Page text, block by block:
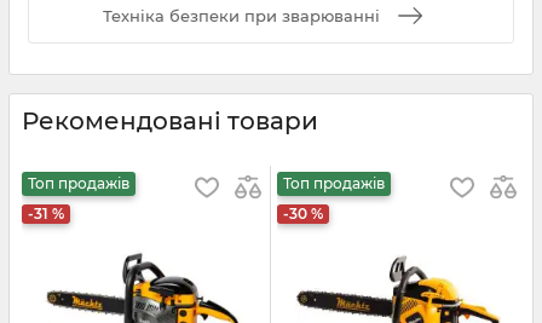
Техніка безпеки при зварюванні
Рекомендовані товари
Топ продажів
-31 %
Топ продажів
-30 %